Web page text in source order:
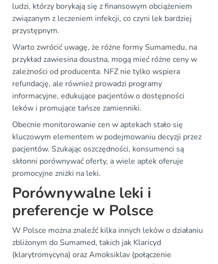
ludzi, którzy borykają się z finansowym obciążeniem
związanym z leczeniem infekcji, co czyni lek bardziej
przystępnym.
Warto zwrócić uwagę, że różne formy Sumamedu, na
przykład zawiesina doustna, mogą mieć różne ceny w
zależności od producenta. NFZ nie tylko wspiera
refundację, ale również prowadzi programy
informacyjne, edukujące pacjentów o dostępności
leków i promujące tańsze zamienniki.
Obecnie monitorowanie cen w aptekach stało się
kluczowym elementem w podejmowaniu decyzji przez
pacjentów. Szukając oszczędności, konsumenci są
skłonni porównywać oferty, a wiele aptek oferuje
promocyjne zniżki na leki.
Porównywalne leki i
preferencje w Polsce
W Polsce można znaleźć kilka innych leków o działaniu
zbliżonym do Sumamed, takich jak Klaricyd
(klarytromycyna) oraz Amoksiklav (połączenie